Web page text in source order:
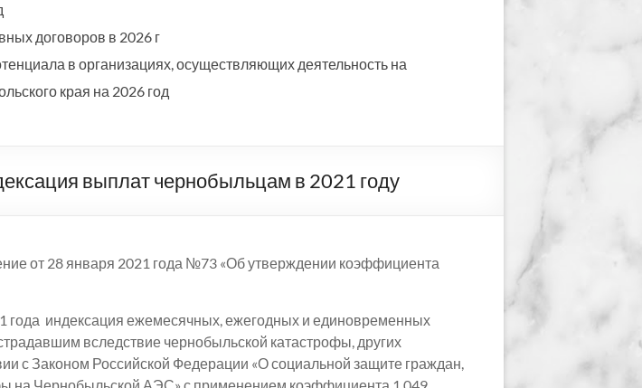
договоров в 2026 г
в организациях, осуществляющих деятельность на
края на 2026 год
выплат чернобыльцам в 2021 году
от 28 января 2021 года №73 «Об утверждении коэффициента
индексация ежемесячных, ежегодных и единовременных
вследствие чернобыльской катастрофы, других
с Законом Российской Федерации «О социальной защите граждан,